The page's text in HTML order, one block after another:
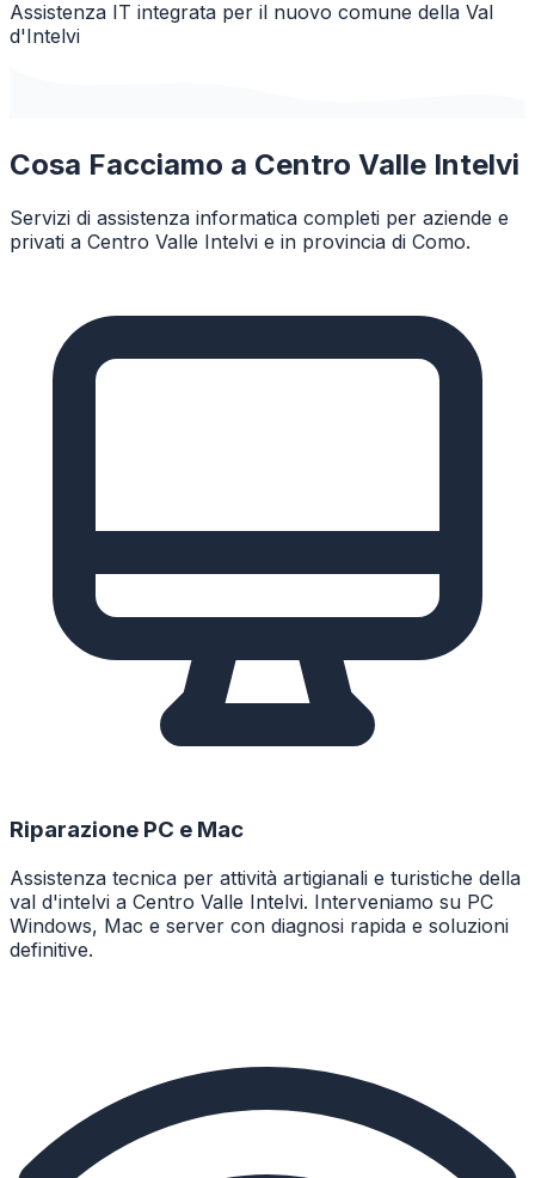
Assistenza IT integrata per il nuovo comune della Val
d'Intelvi
Cosa Facciamo a Centro Valle Intelvi
Servizi di assistenza informatica completi per aziende e
privati a Centro Valle Intelvi e in provincia di Como.
Riparazione PC e Mac
Assistenza tecnica per attività artigianali e turistiche della
val d'intelvi a Centro Valle Intelvi. Interveniamo su PC
Windows, Mac e server con diagnosi rapida e soluzioni
definitive.